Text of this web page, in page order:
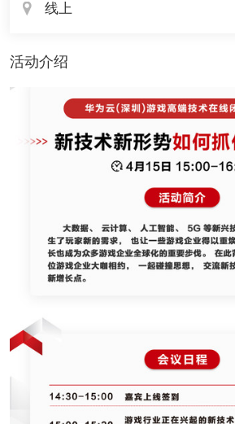
线上
活动介绍